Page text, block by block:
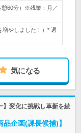
憩60分）※残業：月／
やしました！）* 週
気になる
】変化に挑戦し革新を続
企画(課長候補)】